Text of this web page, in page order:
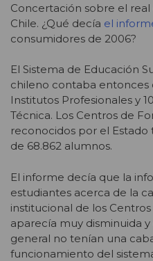
Concertación sobre el
Chile. ¿Qué decía el
consumidores de 2006?
El Sistema de Educación
chileno contaba entonces
Institutos Profesionales y
Técnica. Los Centros de
reconocidos por el
de 68.862 alumnos.
El informe decía que la
estudiantes acerca de la
institucional de los
aparecía muy disminuida
general no tenían una
funcionamiento del